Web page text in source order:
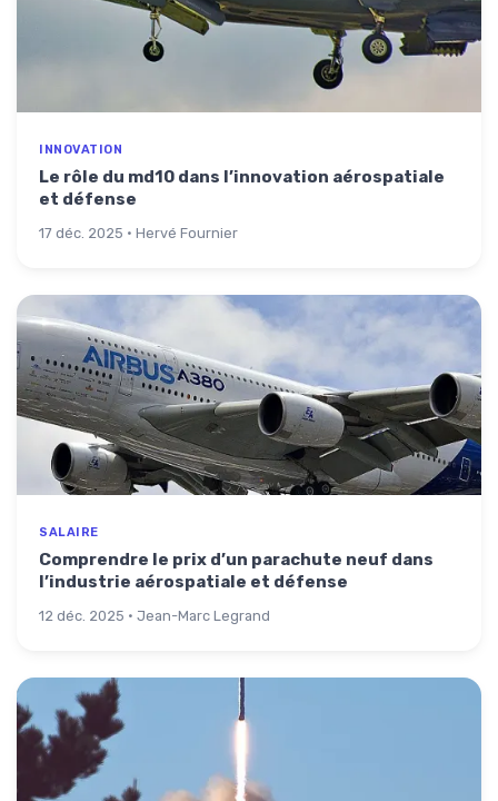
INNOVATION
Le rôle du md10 dans l’innovation aérospatiale
et défense
17 déc. 2025 · Hervé Fournier
SALAIRE
Comprendre le prix d’un parachute neuf dans
l’industrie aérospatiale et défense
12 déc. 2025 · Jean-Marc Legrand